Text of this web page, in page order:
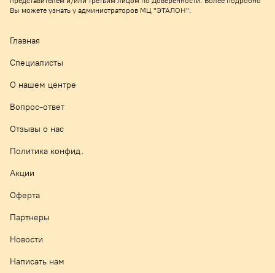
Вы можете узнать у администраторов МЦ "ЭТАЛОН".
Главная
Специалисты
О нашем центре
Вопрос-ответ
Отзывы о нас
Политика конфид.
Акции
Оферта
Партнеры
Новости
Написать нам